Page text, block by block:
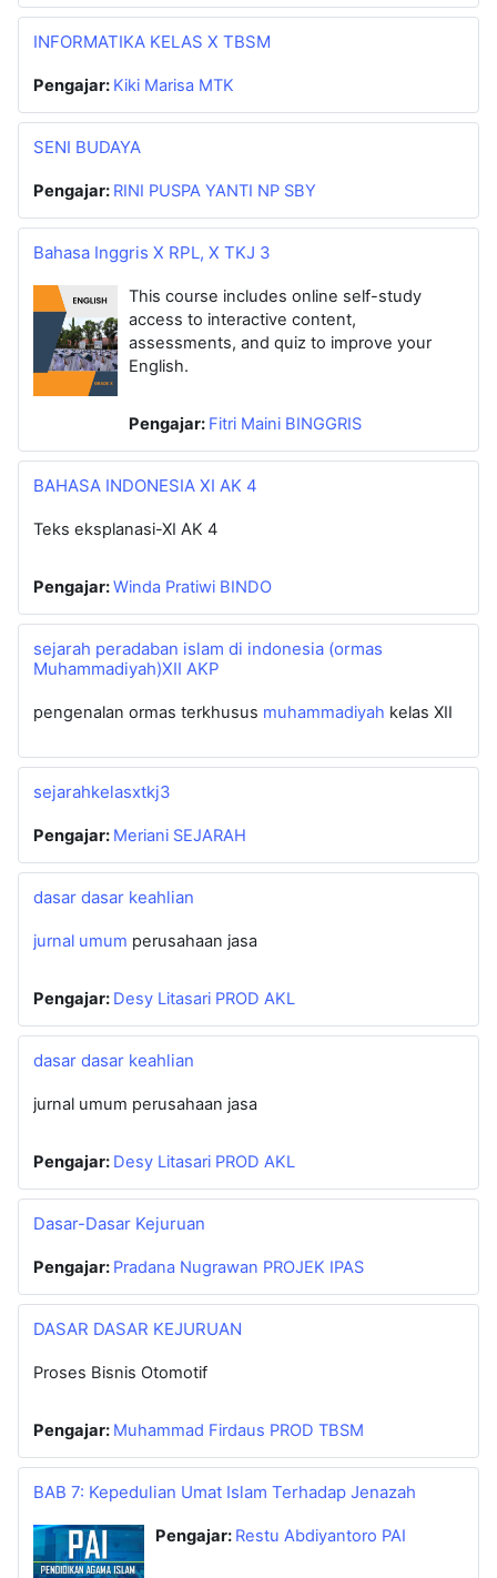
INFORMATIKA KELAS X TBSM
Pengajar: Kiki Marisa MTK
SENI BUDAYA
Pengajar: RINI PUSPA YANTI NP SBY
Bahasa Inggris X RPL, X TKJ 3
This course includes online self-study
access to interactive content,
assessments, and quiz to improve your
English.
Pengajar: Fitri Maini BINGGRIS
BAHASA INDONESIA XI AK 4
Teks eksplanasi-XI AK 4
Pengajar:Winda Pratiwi BINDO
sejarah peradaban islam di indonesia (ormas
Muhammadiyah)XII AKP
pengenalan ormas terkhusus muhammadiyah kelas XII
sejarahkelasxtkj3
Pengajar: Meriani SEJARAH
dasar dasar keahlian
jurnal umum perusahaan jasa
Pengajar: Desy Litasari PROD AKL
dasar dasar keahlian
jurnal umum perusahaan jasa
Pengajar: Desy Litasari PROD AKL
Dasar-Dasar Kejuruan
Pengajar: Pradana Nugrawan PROJEK IPAS
DASAR DASAR KEJURUAN
Proses Bisnis Otomotif
Pengajar: Muhammad Firdaus PROD TBSM
BAB 7: Kepedulian Umat Islam Terhadap Jenazah
Pengajar: Restu Abdiyantoro PAI